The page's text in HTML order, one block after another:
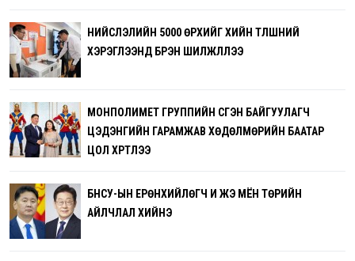
НИЙСЛЭЛИЙН 5000 ӨРХИЙГ ХИЙН ТҮЛШНИЙ
ХЭРЭГЛЭЭНД БҮРЭН ШИЛЖҮҮЛЛЭЭ
МОНПОЛИМЕТ ГРУППИЙН ҮҮСГЭН БАЙГУУЛАГЧ
ЦЭДЭНГИЙН ГАРАМЖАВ ХӨДӨЛМӨРИЙН БААТАР
ЦОЛ ХҮРТЛЭЭ
БНСУ-ЫН ЕРӨНХИЙЛӨГЧ И ЖЭ МЁН ТӨРИЙН
АЙЛЧЛАЛ ХИЙНЭ